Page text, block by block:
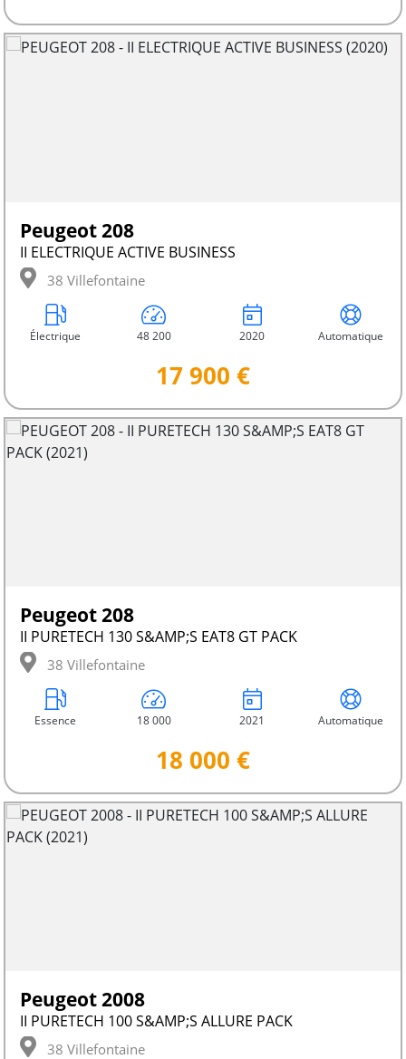
Peugeot 208
II ELECTRIQUE ACTIVE BUSINESS
38 Villefontaine
Électrique 48 200 2020 Automatique
17 900 €
Peugeot 208
II PURETECH 130 S&AMP;S EAT8 GT PACK
38 Villefontaine
Essence 18 000 2021 Automatique
18 000 €
Peugeot 2008
II PURETECH 100 S&AMP;S ALLURE PACK
38 Villefontaine